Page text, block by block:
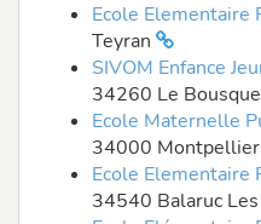
Ecole Elementaire
Teyran
SIVOM Enfance
34260 Le
Ecole Maternelle
34000 Montpellier
Ecole Elementaire
34540 Balaruc